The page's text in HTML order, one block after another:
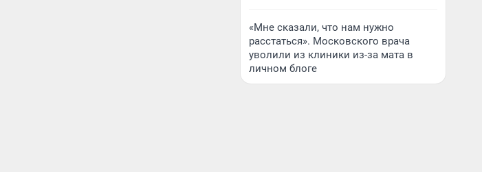
«Мне сказали, что нам нужно
расстаться». Московского врача
уволили из клиники из-за мата в
личном блоге